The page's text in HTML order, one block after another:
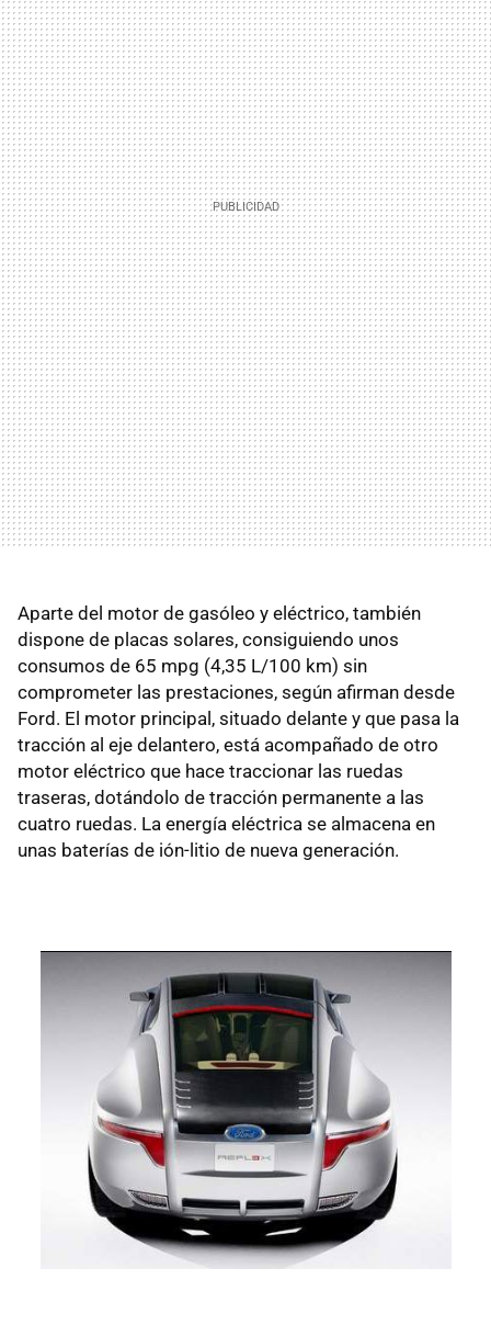
Aparte del motor de gasóleo y eléctrico, también
dispone de placas solares, consiguiendo unos
consumos de 65 mpg (4,35 L/100 km) sin
comprometer las prestaciones, según afirman desde
Ford. El motor principal, situado delante y que pasa la
tracción al eje delantero, está acompañado de otro
motor eléctrico que hace traccionar las ruedas
traseras, dotándolo de tracción permanente a las
cuatro ruedas. La energía eléctrica se almacena en
unas baterías de ión-litio de nueva generación.